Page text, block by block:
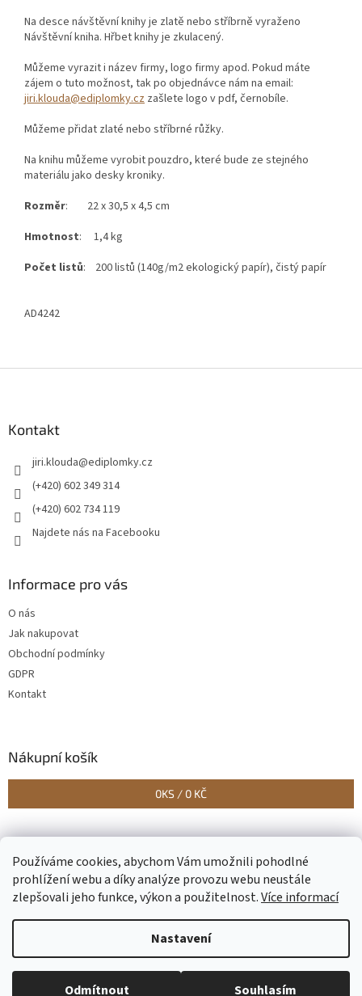
Používáme cookies, abychom Vám umožnili pohodlné
prohlížení webu a díky analýze provozu webu neustále
zlepšovali jeho funkce, výkon a použitelnost.Více informací
Nastavení
Odmítnout Souhlasím
Na desce návštěvní knihy je zlatě nebo stříbrně vyraženo
Návštěvní kniha. Hřbet knihy je zkulacený.
Můžeme vyrazit i název firmy, logo firmy apod. Pokud máte
zájem o tuto možnost, tak po objednávce nám na email:
jiri.klouda@ediplomky.cz zašlete logo v pdf, černobíle.
Můžeme přidat zlaté nebo stříbrné růžky.
Na knihu můžeme vyrobit pouzdro, které bude ze stejného
materiálu jako desky kroniky.
Rozměr: 22 x 30,5 x 4,5 cm
Hmotnost: 1,4 kg
Počet listů: 200 listů (140g/m2 ekologický papír), čistý papír
AD4242
Kontakt
jiri.klouda@ediplomky.cz
(+420) 602 349 314
(+420) 602 734 119
Najdete nás na Facebooku
Informace pro vás
O nás
Jak nakupovat
Obchodní podmínky
GDPR
Kontakt
Nákupní košík
0KS / 0 KČ
Copyright 2026Epapirnictvi.eu. Všechna práva vyhrazena.Upravit